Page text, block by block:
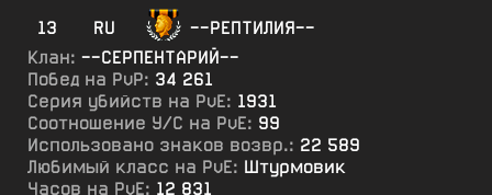
13
RU
--РЕПТИЛИЯ--
Клан: --СЕРПЕНТАРИЙ--
Побед на PvP: 34 261
Серия убийств на PvE: 1931
Соотношение У/С на PvE: 99
Использовано знаков возвр.: 22 589
Любимый класс на PvE: Штурмовик
Часов на PvE: 12 831